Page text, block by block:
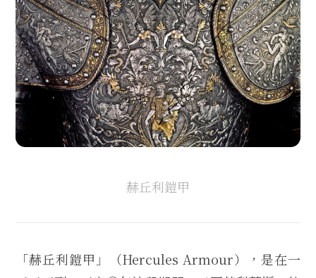
赫丘利鎧甲
「赫丘利鎧甲」（Hercules Armour），是在一